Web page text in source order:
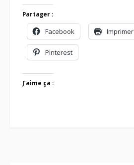
Partager :
Facebook Imprimer
Pinterest
J’aime ça :